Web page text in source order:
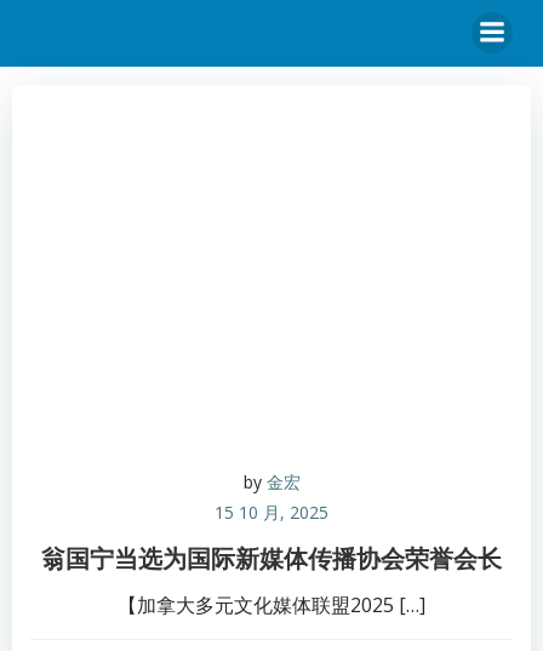
by 金宏
15 10 月, 2025
翁国宁当选为国际新媒体传播协会荣誉会长
【加拿大多元文化媒体联盟2025 […]